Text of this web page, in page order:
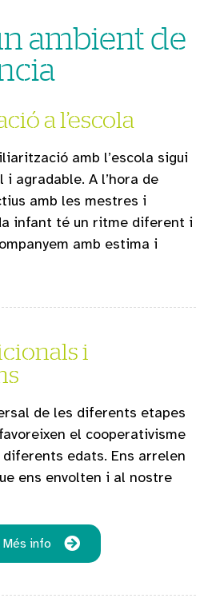
ambient de
a l’escola
amb l’escola sigui
agradable. A l’hora de
amb les mestres i
infant té un ritme diferent i
amb estima i
i
de les diferents etapes
el cooperativisme
edats. Ens arrelen
ens envolten i al nostre
Més info